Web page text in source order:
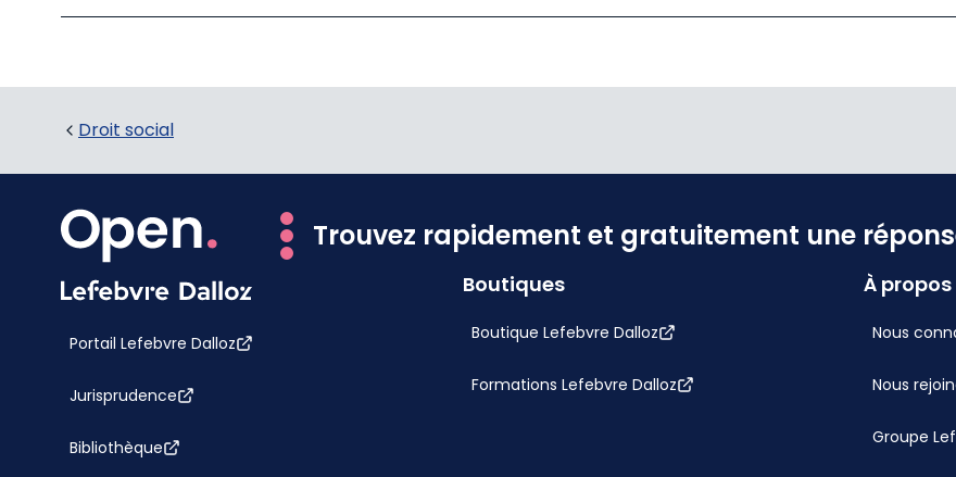
Droit social
Trouvez rapidement et gratuitement une
Portail Lefebvre Dalloz
Jurisprudence
Bibliothèque
Boutiques
Boutique Lefebvre Dalloz
Formations Lefebvre Dalloz
À propos
Nous
Nous
Groupe